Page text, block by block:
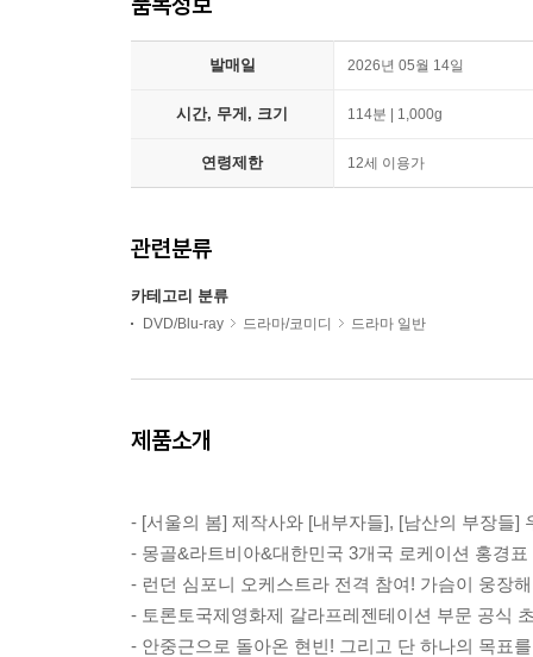
발매일 2026년 05월 14일
시간, 무게, 크기 114분 | 1,000g
연령제한 12세 이용가
관련분류
카테고리 분류
DVD/Blu-ray 드라마/코미디 드라마 일반
제품소개
- [서울의 봄] 제작사와 [내부자들], [남산의 부장들]
- 몽골&라트비아&대한민국 3개국 로케이션 홍경
- 런던 심포니 오케스트라 전격 참여! 가슴이 웅장
- 토론토국제영화제 갈라프레젠테이션 부문 공식
- 안중근으로 돌아온 현빈! 그리고 단 하나의 목표